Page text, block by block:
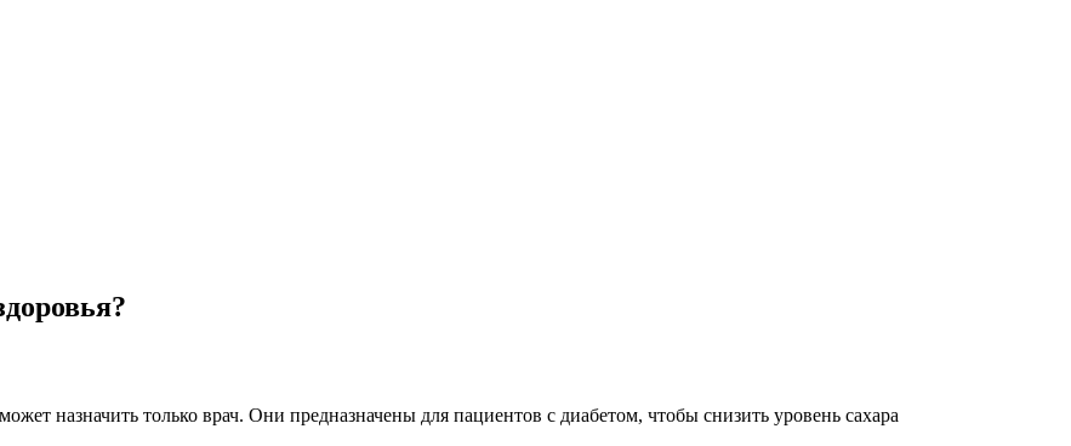
назначить только врач. Они предназначены для пациентов с диабетом, чтобы снизить уровень сахара